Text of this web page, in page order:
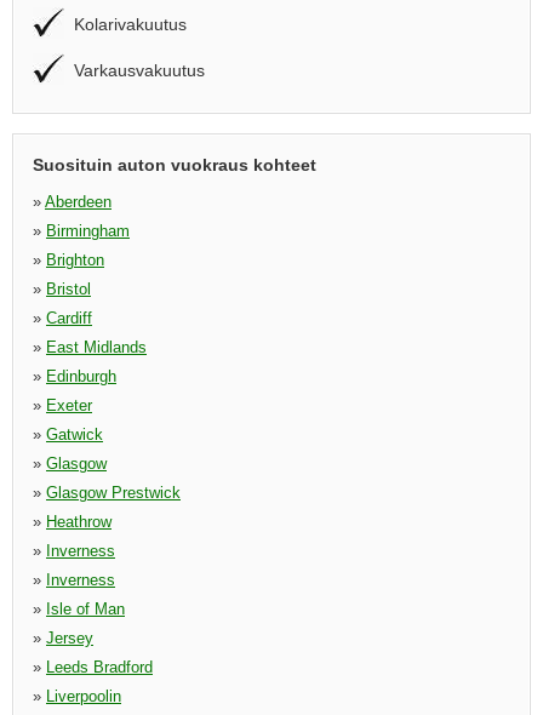
Kolarivakuutus
Varkausvakuutus
Suosituin auton vuokraus kohteet
» Aberdeen
» Birmingham
» Brighton
» Bristol
» Cardiff
» East Midlands
» Edinburgh
» Exeter
» Gatwick
» Glasgow
» Glasgow Prestwick
» Heathrow
» Inverness
» Inverness
» Isle of Man
» Jersey
» Leeds Bradford
» Liverpoolin